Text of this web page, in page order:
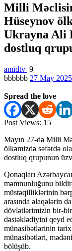
Milli
Hüseynov
Ukrayna Ali
dostluq
amidtv 9
bbbbbb 27 May 2025
Spread the love
Post Views: 15
Mayın 27-də Milli
ölkəmizdə səfərdə
dostluq qrupunun
Qonaqları
məmnunluğunu
müstəqilliklərinin
arasında əlaqələrin
dövlətlərimizin bir-
dəstəklədiyini qeyd
münasibətlərinin
münasibətləri,
bölüşüb.